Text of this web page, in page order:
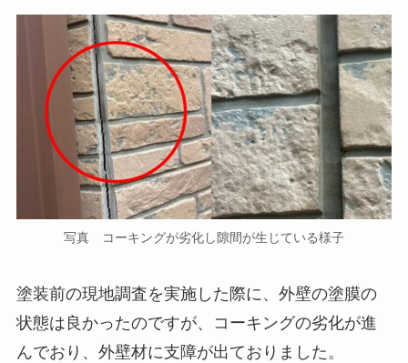
写真 コーキングが劣化し隙間が生じている様子
塗装前の現地調査を実施した際に、外壁の塗膜の
状態は良かったのですが、コーキングの劣化が進
んでおり、外壁材に支障が出ておりました。